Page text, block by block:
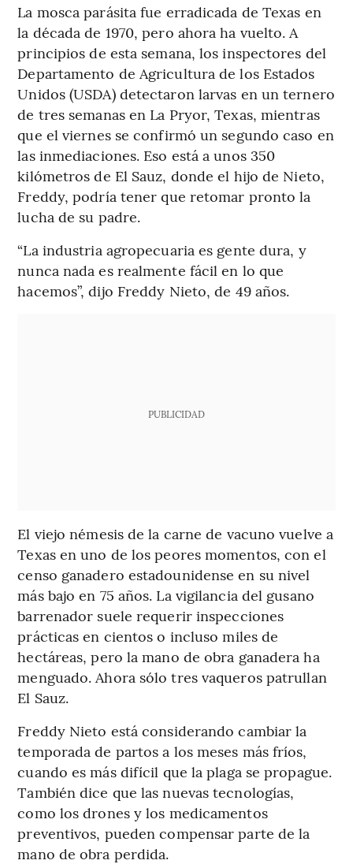
La mosca parásita fue erradicada de Texas en
la década de 1970, pero ahora ha vuelto. A
principios de esta semana, los inspectores del
Departamento de Agricultura de los Estados
Unidos (USDA) detectaron larvas en un ternero
de tres semanas en La Pryor, Texas, mientras
que el viernes se confirmó un segundo caso en
las inmediaciones. Eso está a unos 350
kilómetros de El Sauz, donde el hijo de Nieto,
Freddy, podría tener que retomar pronto la
lucha de su padre.
“La industria agropecuaria es gente dura, y
nunca nada es realmente fácil en lo que
hacemos”, dijo Freddy Nieto, de 49 años.
PUBLICIDAD
El viejo némesis de la carne de vacuno vuelve a
Texas en uno de los peores momentos, con el
censo ganadero estadounidense en su nivel
más bajo en 75 años. La vigilancia del gusano
barrenador suele requerir inspecciones
prácticas en cientos o incluso miles de
hectáreas, pero la mano de obra ganadera ha
menguado. Ahora sólo tres vaqueros patrullan
El Sauz.
Freddy Nieto está considerando cambiar la
temporada de partos a los meses más fríos,
cuando es más difícil que la plaga se propague.
También dice que las nuevas tecnologías,
como los drones y los medicamentos
preventivos, pueden compensar parte de la
mano de obra perdida.